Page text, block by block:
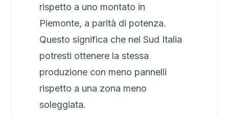
rispetto a uno montato in
Piemonte, a parità di potenza.
Questo significa che nel Sud Italia
potresti ottenere la stessa
produzione con meno pannelli
rispetto a una zona meno
soleggiata.